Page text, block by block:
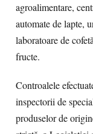
agroalimentare,
automate de lapte,
laboratoare de
fructe.
Controalele
inspectorii de
produselor de